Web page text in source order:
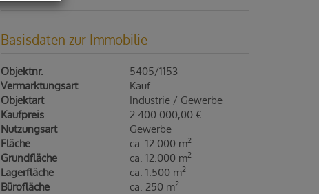
Basisdaten zur Immobilie
Objektnr.
5405/1153
Vermarktungsart
Kauf
Objektart
Industrie / Gewerbe
Kaufpreis
2.400.000,00 €
Nutzungsart
Gewerbe
Fläche
ca. 12.000 m2
Grundfläche ca. 12.000 m2
Lagerfläche ca. 1.500 m2
Bürofläche ca. 250 m2